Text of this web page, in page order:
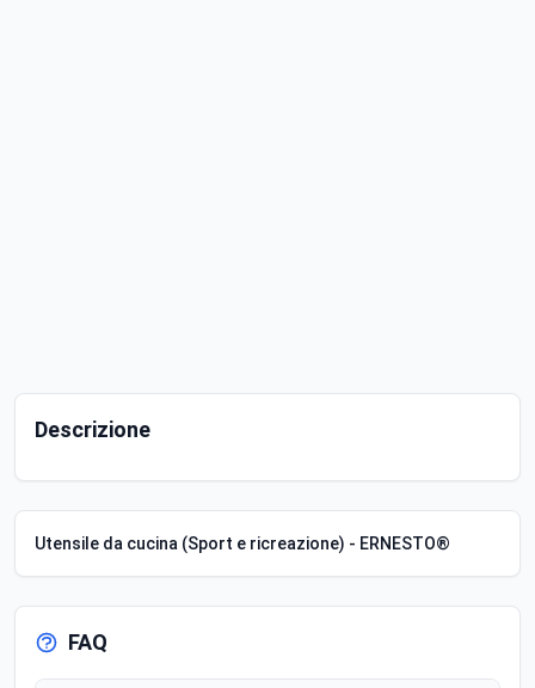
Descrizione
Utensile da cucina (Sport e ricreazione) - ERNESTO®
FAQ